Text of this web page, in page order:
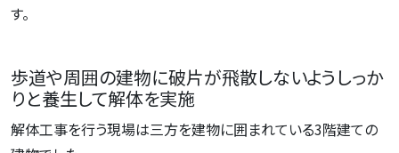
す。
歩道や周囲の建物に破片が飛散しないようしっか
りと養生して解体を実施
解体工事を行う現場は三方を建物に囲まれている3階建ての